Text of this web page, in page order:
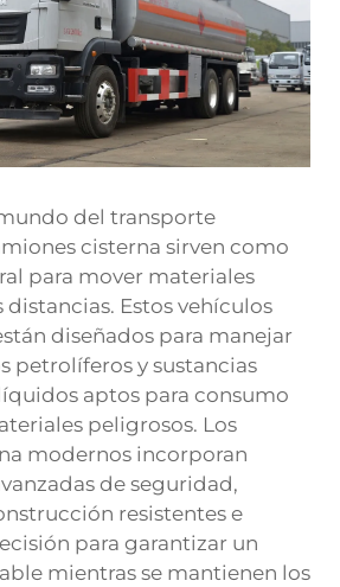
del transporte
cisterna sirven como
para mover materiales
Estos vehículos
diseñados para manejar
petrolíferos y sustancias
aptos para consumo
peligrosos. Los
modernos incorporan
de seguridad,
resistentes e
para garantizar un
mientras se mantienen los